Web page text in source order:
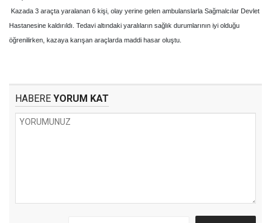
Kazada 3 araçta yaralanan 6 kişi, olay yerine gelen ambulanslarla Sağmalcılar Devlet
Hastanesine kaldırıldı. Tedavi altındaki yaralıların sağlık durumlarının iyi olduğu
öğrenilirken, kazaya karışan araçlarda maddi hasar oluştu.
HABERE YORUM KAT